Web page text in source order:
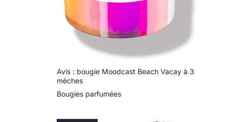
Avis : bougie Moodcast Beach Vacay à 3
mèches
Bougies parfumées